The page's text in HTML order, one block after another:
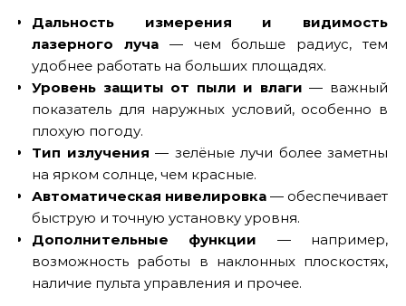
Дальность измерения и видимость
лазерного луча— чем больше радиус, тем
удобнее работать на больших площадях.
Уровень защиты от пыли и влаги — важный
показатель для наружных условий, особенно в
плохую погоду.
Тип излучения — зелёные лучи более заметны
на ярком солнце, чем красные.
Автоматическая нивелировка — обеспечивает
быструю и точную установку уровня.
Дополнительные функции — например,
возможность работы в наклонных плоскостях,
наличие пульта управления и прочее.